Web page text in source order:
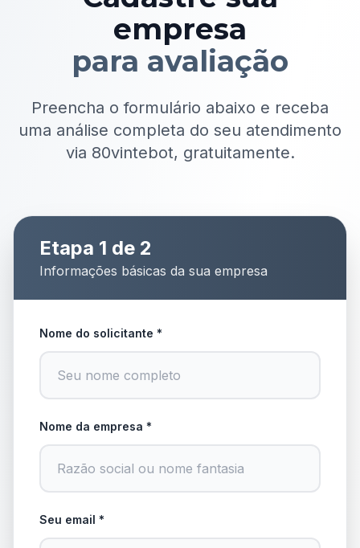
empresa
para avaliação
Preencha o formulário abaixo e receba
uma análise completa do seu atendimento
via 80vintebot, gratuitamente.
Etapa 1 de 2
Informações básicas da sua empresa
Nome do solicitante *
Nome da empresa *
Seu email *